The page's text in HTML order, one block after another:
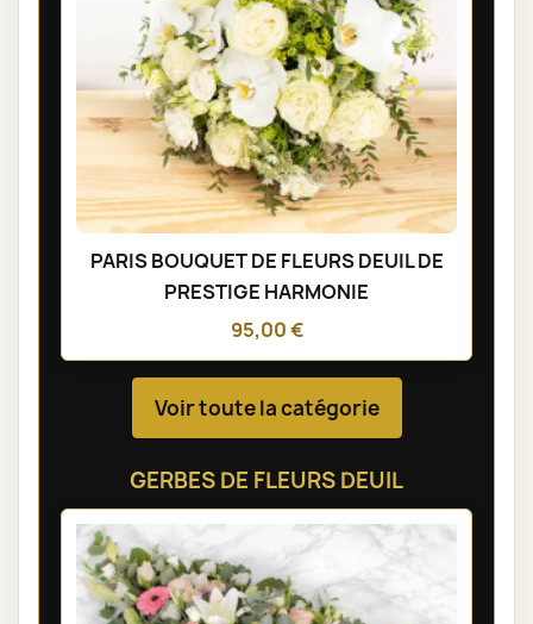
PARIS BOUQUET DE FLEURS DEUIL DE
PRESTIGE HARMONIE
95,00 €
Voir toute la catégorie
GERBES DE FLEURS DEUIL